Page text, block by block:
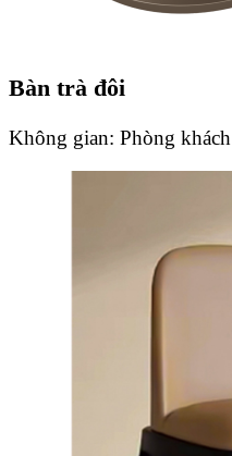
Bàn trà đôi
Không gian: Phòng khách